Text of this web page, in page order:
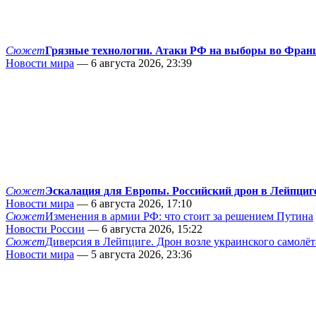
СюжетГрязные технологии. Атаки РФ на выборы во
Новости мира — 6 августа 2026, 23:39
СюжетЭскалация для Европы. Российский дрон в
Новости мира — 6 августа 2026, 17:10
СюжетИзменения в армии РФ: что стоит за решением Путина
Новости России — 6 августа 2026, 15:22
СюжетДиверсия в Лейпциге. Дрон возле украинского
Новости мира — 5 августа 2026, 23:36